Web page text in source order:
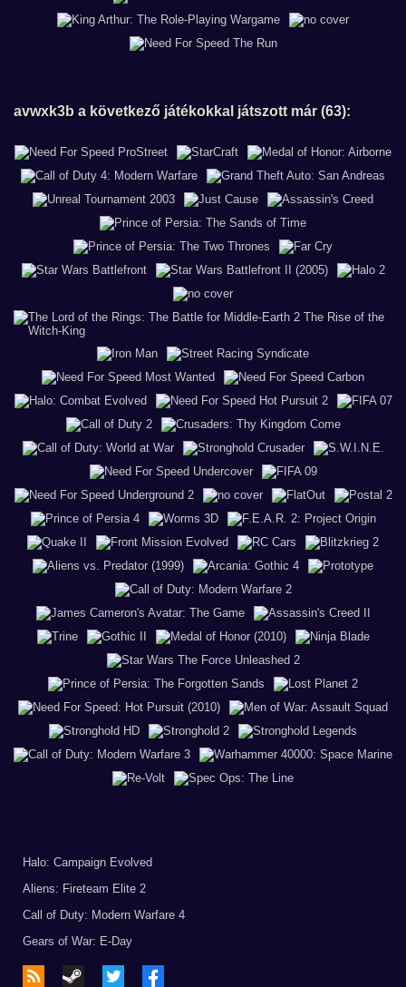
avwxk3b a következő játékokkal játszott már (63):
Halo: Campaign Evolved
Aliens: Fireteam Elite 2
Call of Duty: Modern Warfare 4
Gears of War: E-Day